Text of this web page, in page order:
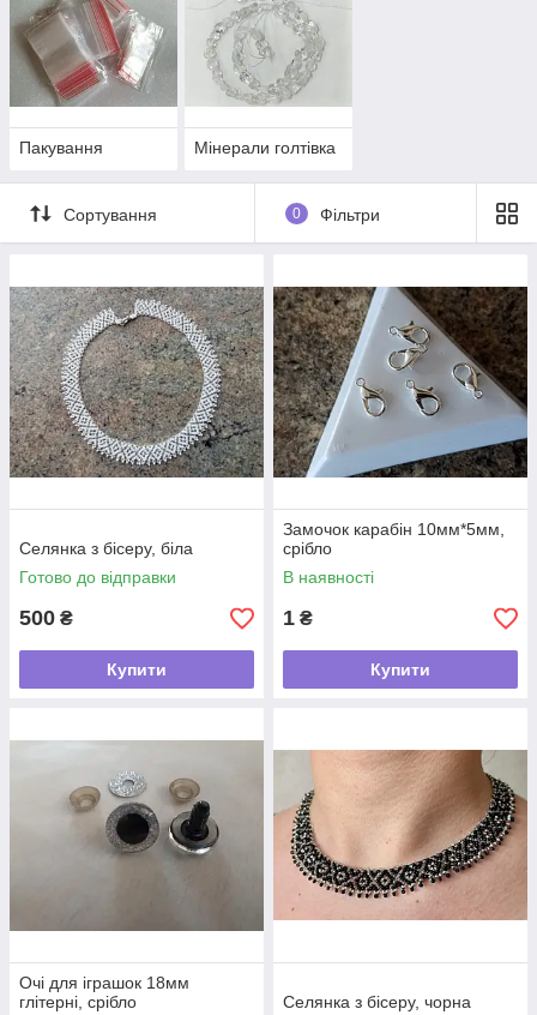
Пакування Мінерали голтівка
Сортування 0 Фільтри
Селянка з бісеру, біла
Готово до відправки
500 ₴
Купити
Замочок карабін 10мм*5мм,
срібло
В наявності
1 ₴
Купити
Очі для іграшок 18мм
глітерні, срібло
Селянка з бісеру, чорна